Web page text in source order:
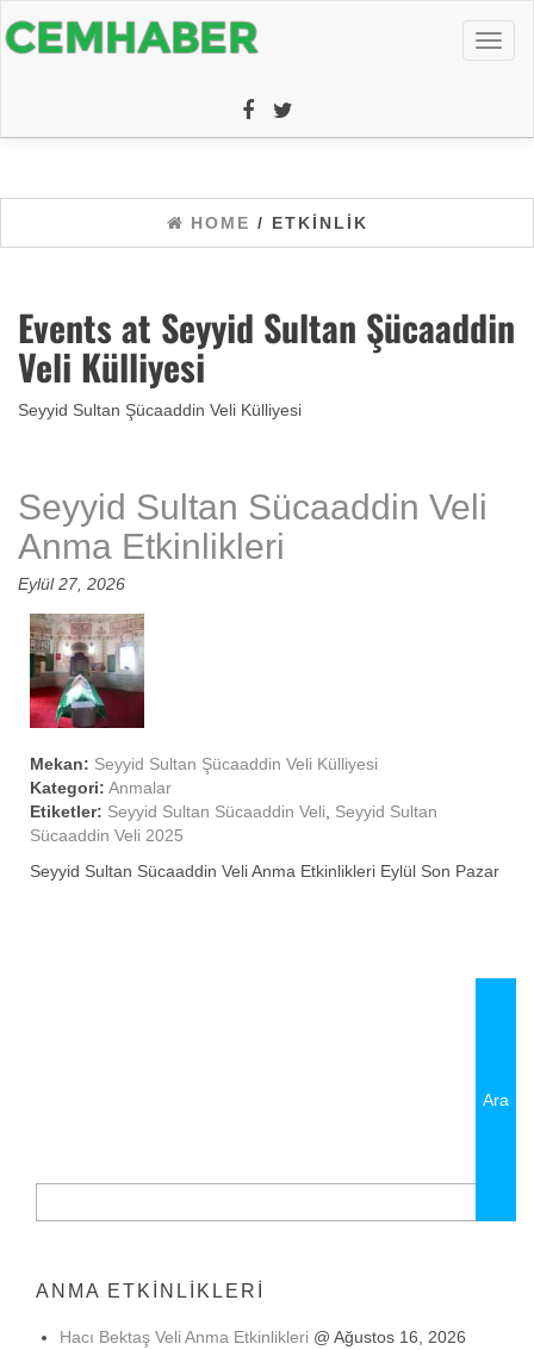
HOME / ETKINLIK
Events at Seyyid Sultan Şücaaddin
Veli Külliyesi
Seyyid Sultan Şücaaddin Veli Külliyesi
Seyyid Sultan Sücaaddin Veli
Anma Etkinlikleri
Eylül 27, 2026
Mekan: Seyyid Sultan Şücaaddin Veli Külliyesi
Kategori: Anmalar
Etiketler: Seyyid Sultan Sücaaddin Veli
Seyyid Sultan
Sücaaddin Veli 2025
Seyyid Sultan Sücaaddin Veli Anma Etkinlikleri Eylül Son Pazar
ANMA ETKINLIKLERI
Hacı Bektaş Veli Anma Etkinlikleri @ Ağustos 16, 2026